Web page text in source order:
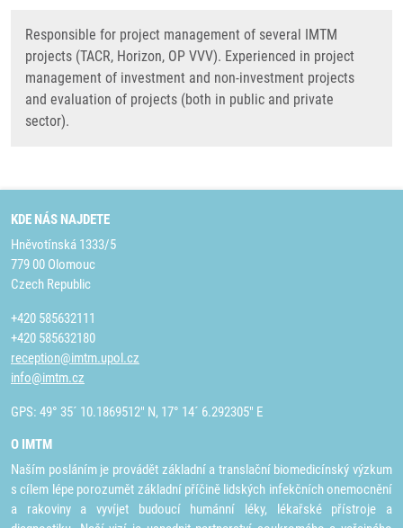
Responsible for project management of several IMTM
projects (TACR, Horizon, OP VVV). Experienced in project
management of investment and non-investment projects
and evaluation of projects (both in public and private
sector).
KDE NÁS NAJDETE
Hněvotínská 1333/5
779 00 Olomouc
Czech Republic
+420 585632111
+420 585632180
reception@imtm.upol.cz
info@imtm.cz
GPS: 49° 35´ 10.1869512" N, 17° 14´ 6.292305" E
O IMTM
Naším posláním je provádět základní a translační biomedicínský výzkum
s cílem lépe porozumět základní příčině lidských infekčních onemocnění
a rakoviny a vyvíjet budoucí humánní léky, lékařské přístroje a